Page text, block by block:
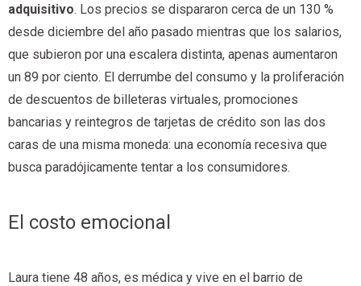
adquisitivo. Los precios se dispararon cerca de un 130 %
desde diciembre del año pasado mientras que los salarios,
que subieron por una escalera distinta, apenas aumentaron
un 89 por ciento. El derrumbe del consumo y la proliferación
de descuentos de billeteras virtuales, promociones
bancarias y reintegros de tarjetas de crédito son las dos
caras de una misma moneda: una economía recesiva que
busca paradójicamente tentar a los consumidores.
El costo emocional
Laura tiene 48 años, es médica y vive en el barrio de